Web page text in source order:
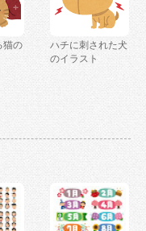
猫の
ハチに刺された犬
のイラスト